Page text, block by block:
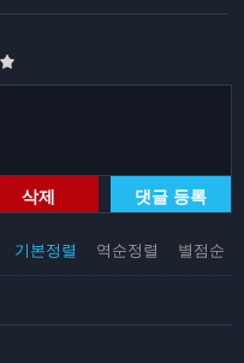
삭제 댓글 등록
기본정렬 역순정렬 별점순